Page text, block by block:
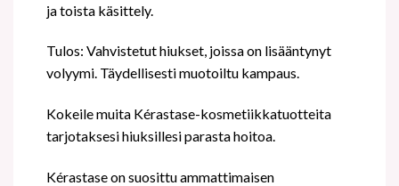
ja toista käsittely.
Tulos: Vahvistetut hiukset, joissa on lisääntynyt
volyymi. Täydellisesti muotoiltu kampaus.
Kokeile muita Kérastase-kosmetiikkatuotteita
tarjotaksesi hiuksillesi parasta hoitoa.
Kérastase on suosittu ammattimaisen